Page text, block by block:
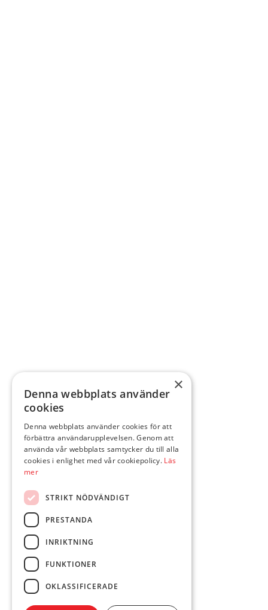
×
Denna webbplats använder
cookies
Denna webbplats använder cookies för att
förbättra användarupplevelsen. Genom att
använda vår webbplats samtycker du till alla
cookies i enlighet med vår cookiepolicy. Läs
mer
STRIKT NÖDVÄNDIGT
PRESTANDA
INRIKTNING
FUNKTIONER
OKLASSIFICERADE